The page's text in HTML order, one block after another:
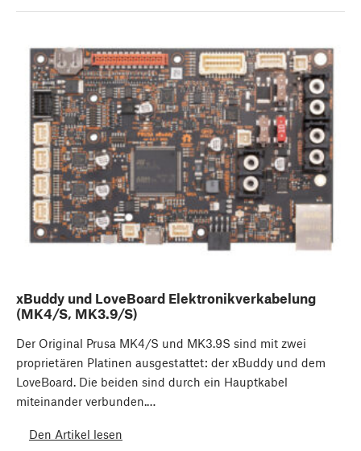
xBuddy und LoveBoard Elektronikverkabelung
(MK4/S, MK3.9/S)
Der Original Prusa MK4/S und MK3.9S sind mit zwei
proprietären Platinen ausgestattet: der xBuddy und dem
LoveBoard. Die beiden sind durch ein Hauptkabel
miteinander verbunden.…
Den Artikel lesen